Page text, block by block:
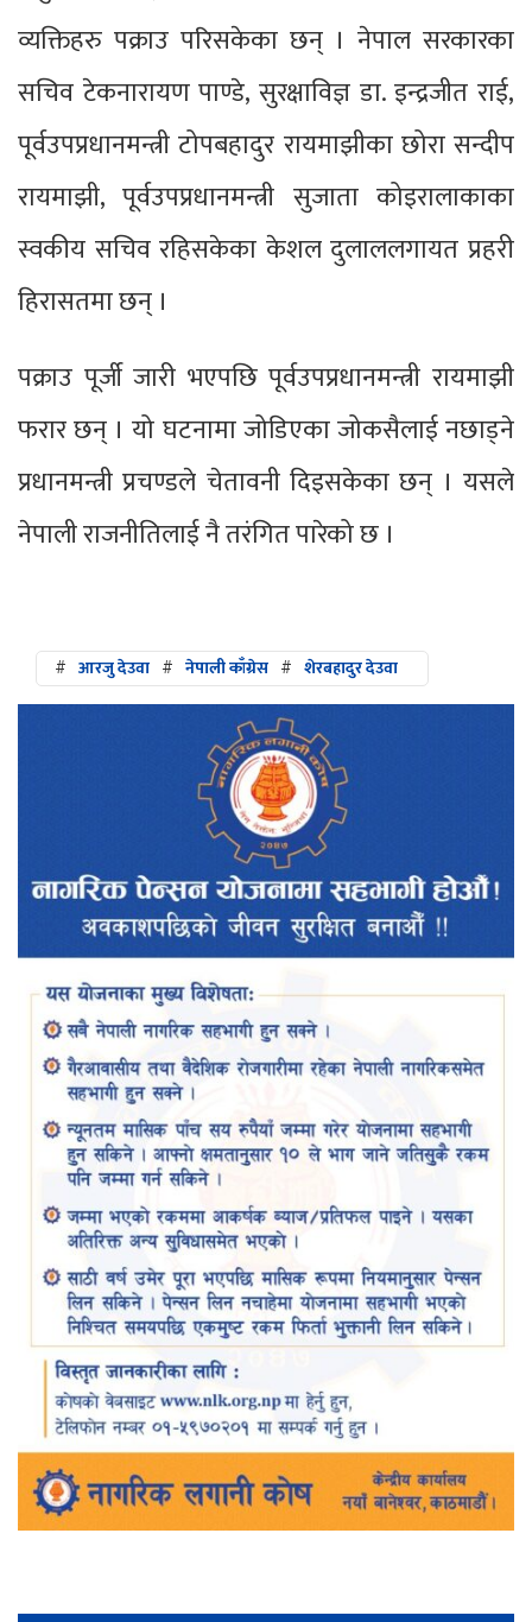
व्यक्तिहरु पक्राउ परिसकेका छन् । नेपाल सरकारका
सचिव टेकनारायण पाण्डे, सुरक्षाविज्ञ डा. इन्द्रजीत राई,
पूर्वउपप्रधानमन्त्री टोपबहादुर रायमाझीका छोरा सन्दीप
रायमाझी, पूर्वउपप्रधानमन्त्री सुजाता कोइरालाकाका
स्वकीय सचिव रहिसकेका केशल दुलाललगायत प्रहरी
हिरासतमा छन् ।
पक्राउ पूर्जी जारी भएपछि पूर्वउपप्रधानमन्त्री रायमाझी
फरार छन् । यो घटनामा जोडिएका जोकसैलाई नछाड्ने
प्रधानमन्त्री प्रचण्डले चेतावनी दिइसकेका छन् । यसले
नेपाली राजनीतिलाई नै तरंगित पारेको छ ।
# आरजु देउवा # नेपाली काँग्रेस # शेरबहादुर देउवा